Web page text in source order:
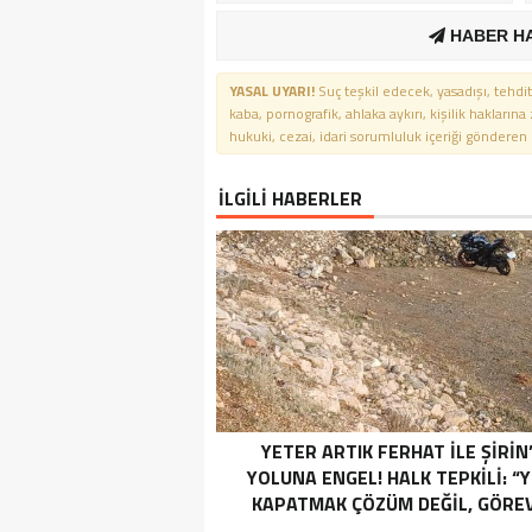
HABER
YASAL UYARI! Suç teşkil edecek, yasadışı,
kaba, pornografik, ahlaka aykırı, kişilik
hukuki, cezai, idari sorumluluk içeriği
İLGİLİ HABERLER
YETER ARTIK FERHAT İLE
YOLUNA ENGEL! HALK TEPKİLİ:
KAPATMAK ÇÖZÜM DEĞİL,